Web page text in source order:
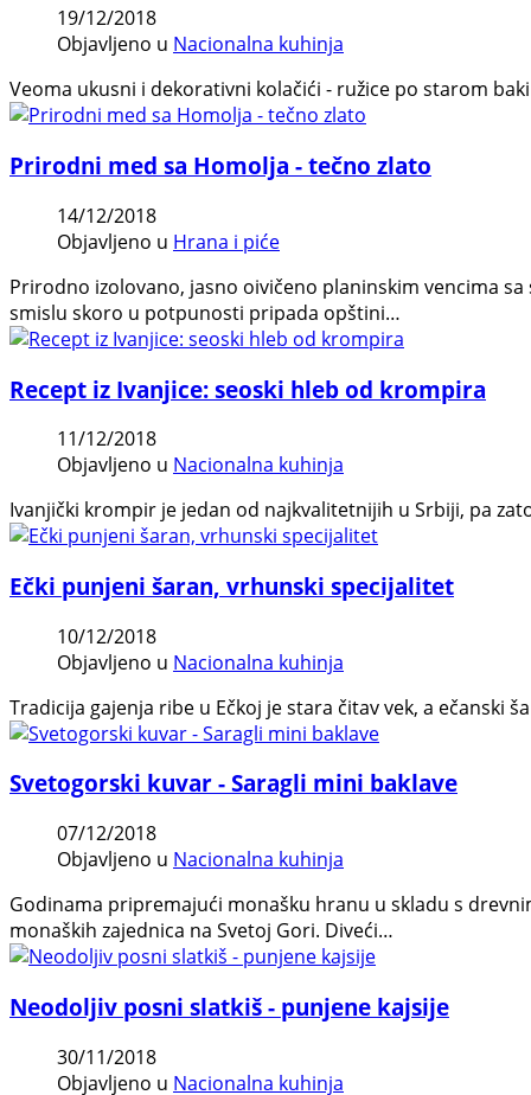
19/12/2018
Objavljeno u Nacionalna kuhinja
Veoma ukusni i dekorativni kolačići - ružice po starom
Prirodni med sa Homolja - tečno zlato
14/12/2018
Objavljeno u Hrana i piće
Prirodno izolovano, jasno oivičeno planinskim vencima
smislu skoro u potpunosti pripada opštini…
Recept iz Ivanjice: seoski hleb od krompira
11/12/2018
Objavljeno u Nacionalna kuhinja
Ivanjički krompir je jedan od najkvalitetnijih u Srbiji, pa
Ečki punjeni šaran, vrhunski specijalitet
10/12/2018
Objavljeno u Nacionalna kuhinja
Tradicija gajenja ribe u Ečkoj je stara čitav vek, a ečanski
Svetogorski kuvar - Saragli mini baklave
07/12/2018
Objavljeno u Nacionalna kuhinja
Godinama pripremajući monašku hranu u skladu s
monaških zajednica na Svetoj Gori. Diveći…
Neodoljiv posni slatkiš - punjene kajsije
30/11/2018
Objavljeno u Nacionalna kuhinja